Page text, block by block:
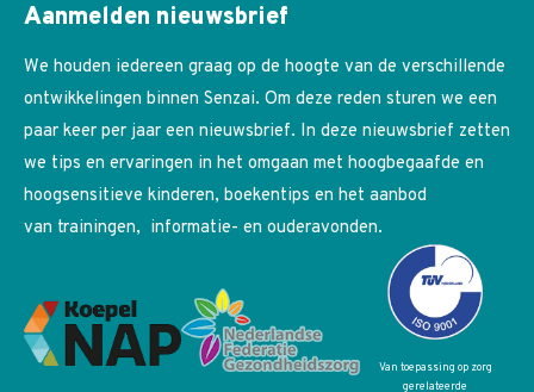
Aanmelden nieuwsbrief
We houden iedereen graag op de hoogte van de verschillende
ontwikkelingen binnen Senzai. Om deze reden sturen we een
paar keer per jaar een nieuwsbrief. In deze nieuwsbrief zetten
we tips en ervaringen in het omgaan met hoogbegaafde en
hoogsensitieve kinderen, boekentips en het aanbod
van trainingen, informatie- en ouderavonden.
Van toepassing op zorg
gerelateerde